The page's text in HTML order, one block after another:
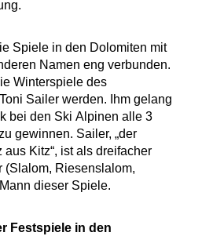
Spiele in den Dolomiten mit
Namen eng verbunden.
Winterspiele des
Sailer werden. Ihm gelang
bei den Ski Alpinen alle 3
gewinnen. Sailer, „der
Kitz“, ist als dreifacher
(Slalom, Riesenslalom,
dieser Spiele.
Festspiele in den